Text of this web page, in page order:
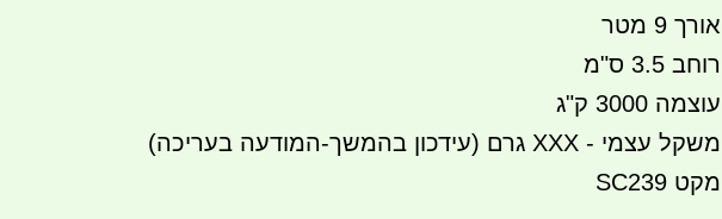
אורך 9 מטר
רוחב 3.5 ס"מ
עוצמה 3000 ק"ג
משקל עצמי - XXX גרם (עידכון בהמשך-המודעה בעריכה)
מקט SC239